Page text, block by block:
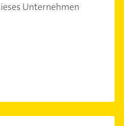
Unternehmen